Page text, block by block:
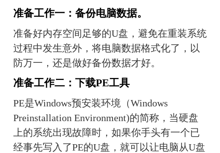
准备工作一：备份电脑数据。
准备好内存空间足够的U盘，避免在重装系统
过程中发生意外，将电脑数据格式化了，以
防万一，还是做好备份数据才好。
准备工作二：下载PE工具
PE是Windows预安装环境（Windows
Preinstallation Environment)的简称，当硬盘
上的系统出现故障时，如果你手头有一个已
经事先写入了PE的U盘，就可以让电脑从U盘